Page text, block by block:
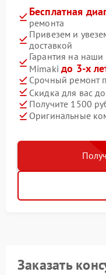
Бесплатная
ремонта
Привезем и
доставкой
Гарантия на
Mimakiдо 3-х
Срочный ремонт
Скидка для вас до
Получите 1500
Оригинальные
Заказать